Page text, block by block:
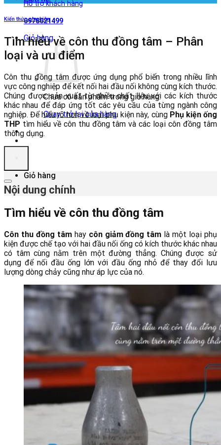
Hỗ trợ khách hàng
0978021499
Giỏ hàng
Chưa có sản phẩm trong giỏ hàng.
Quay trở lại cửa hàng
Giỏ hàng
Kiến thức phụ kiện
Tìm hiểu về côn thu đồng tâm – Phân
loại và ưu điểm
Côn thu đồng tâm được ứng dụng phổ biến trong nhiều lĩnh
vực công nghiệp để kết nối hai đầu nối không cùng kích thước.
Chúng được sản xuất từ nhiều chất liệu với các kích thước
khác nhau để đáp ứng tốt các yêu cầu của từng ngành công
nghiệp. Để hiểu rõ hơn về loại phụ kiện này, cùng Phụ kiện ống
THP tìm hiểu về côn thu đồng tâm và các loại côn đồng tâm
thông dụng.
Nội dung chính
Tìm hiểu về côn thu đồng tâm
Côn thu đồng tâmhay côn giảm đồng tâm là một loại phụ
kiện được chế tạo với hai đầu nối ống có kích thước khác nhau
có tâm cùng nằm trên một đường thẳng. Chúng được sử
dụng để nối đầu ống lớn với đầu ống nhỏ để thay đổi lưu
lượng dòng chảy cũng như áp lực của nó.